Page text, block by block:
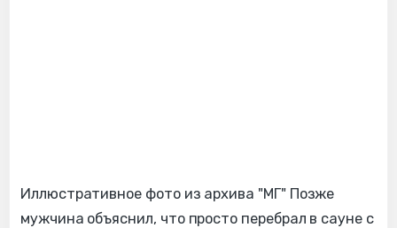
Иллюстративное фото из архива "МГ" Позже
мужчина объяснил, что просто перебрал в сауне с